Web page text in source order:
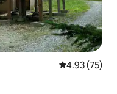
レビュー75
4.93 (75)